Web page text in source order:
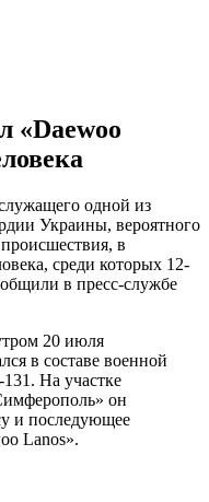
«Daewoo
одной из
Украины, вероятного
в
среди которых 12-
в пресс-службе
20 июля
в составе военной
На участке
он
и последующее
Lanos».